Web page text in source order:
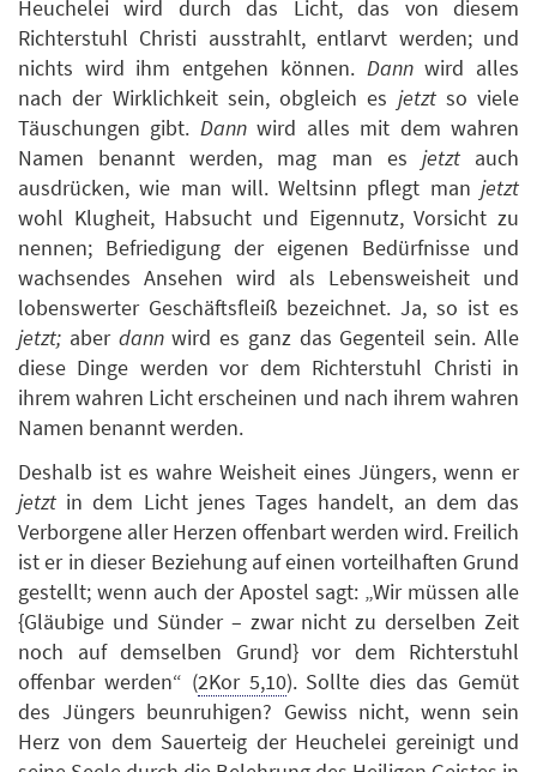
Heuchelei wird durch das Licht, das von diesem
Richterstuhl Christi ausstrahlt, entlarvt werden; und
nichts wird ihm entgehen können. Dannwird alles
nach der Wirklichkeit sein, obgleich es jetztso viele
Täuschungen gibt. Dannwird alles mit dem wahren
Namen benannt werden, mag man es jetztauch
ausdrücken, wie man will. Weltsinn pflegt man jetzt
wohl Klugheit, Habsucht und Eigennutz, Vorsicht zu
nennen; Befriedigung der eigenen Bedürfnisse und
wachsendes Ansehen wird als Lebensweisheit und
lobenswerter Geschäftsfleiß bezeichnet. Ja, so ist es
jetzt; aber dannwird es ganz das Gegenteil sein. Alle
diese Dinge werden vor dem Richterstuhl Christi in
ihrem wahren Licht erscheinen und nach ihrem wahren
Namen benannt werden.
Deshalb ist es wahre Weisheit eines Jüngers, wenn er
jetzt in dem Licht jenes Tages handelt, an dem das
Verborgene aller Herzen offenbart werden wird. Freilich
ist er in dieser Beziehung auf einen vorteilhaften Grund
gestellt; wenn auch der Apostel sagt: „Wir müssen alle
{Gläubige und Sünder – zwar nicht zu derselben Zeit
noch auf demselben Grund} vor dem Richterstuhl
offenbar werden“ (2Kor 5,10). Sollte dies das Gemüt
des Jüngers beunruhigen? Gewiss nicht, wenn sein
Herz von dem Sauerteig der Heuchelei gereinigt und